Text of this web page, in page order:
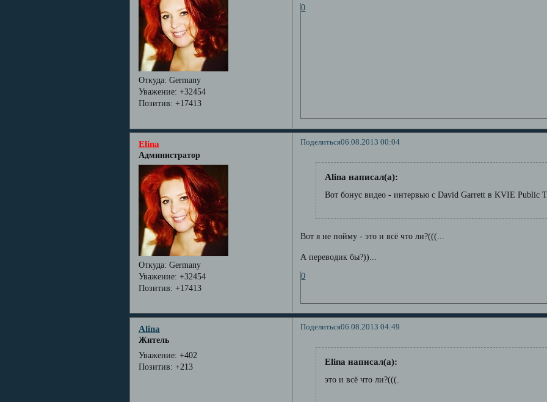
Откуда: Germany
Уважение: +32454
Позитив: +17413
0
Поделиться06.08.2013 00:04
Elina
Администратор
Откуда: Germany
Уважение: +32454
Позитив: +17413
Alina написал(а):
Вот бонус видео - интервью с David Garrett в KVIE Public
Вот я не пойму - это и всё что ли?(((...
А переводик бы?))...
0
Поделиться06.08.2013 04:49
Alina
Житель
Уважение: +402
Позитив: +213 Elina написал(а):
это и всё что ли?(((.